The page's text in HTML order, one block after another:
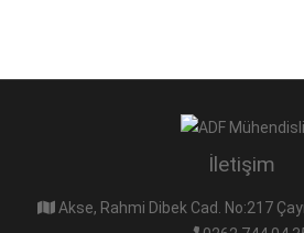
İletişim
Akse, Rahmi Dibek Cad. No:217